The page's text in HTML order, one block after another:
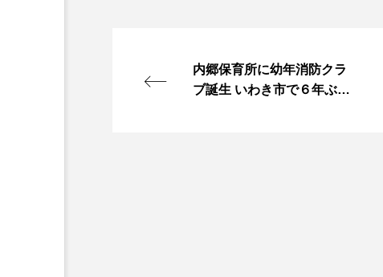
内郷保育所に幼年消防クラ
ブ誕生 いわき市で６年ぶり